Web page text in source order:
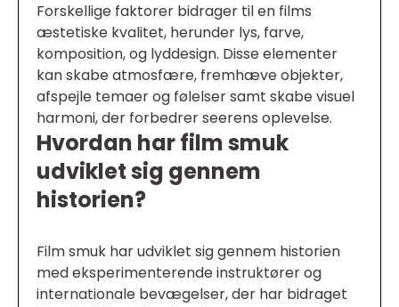
Forskellige faktorer bidrager til en films
æstetiske kvalitet, herunder lys, farve,
komposition, og lyddesign. Disse elementer
kan skabe atmosfære, fremhæve objekter,
afspejle temaer og følelser samt skabe visuel
harmoni, der forbedrer seerens oplevelse.
Hvordan har film smuk
udviklet sig gennem
historien?
Film smuk har udviklet sig gennem historien
med eksperimenterende instruktører og
internationale bevægelser, der har bidraget